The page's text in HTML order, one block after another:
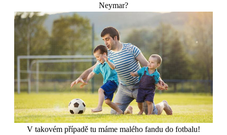
Neymar?
V takovém případě tu máme malého fandu do fotbalu!